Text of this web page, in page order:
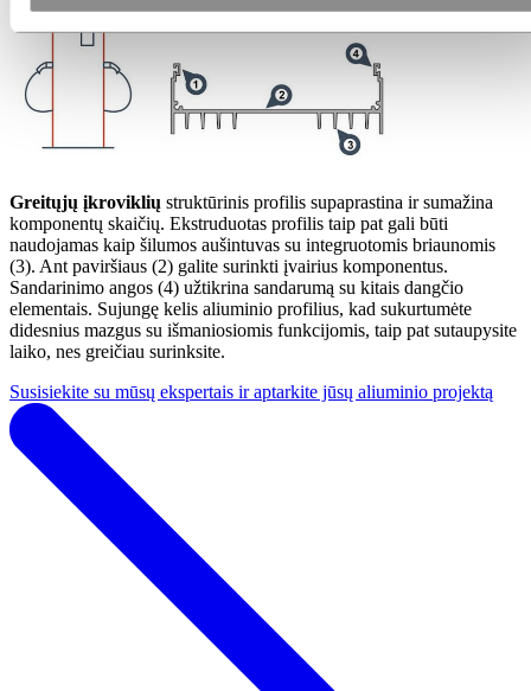
Greitųjų įkroviklių struktūrinis profilis supaprastina ir sumažina
komponentų skaičių. Ekstruduotas profilis taip pat gali būti
naudojamas kaip šilumos aušintuvas su integruotomis briaunomis
(3). Ant paviršiaus (2) galite surinkti įvairius komponentus.
Sandarinimo angos (4) užtikrina sandarumą su kitais dangčio
elementais. Sujungę kelis aliuminio profilius, kad sukurtumėte
didesnius mazgus su išmaniosiomis funkcijomis, taip pat sutaupysite
laiko, nes greičiau surinksite.
Susisiekite su mūsų ekspertais ir aptarkite jūsų aliuminio projektą